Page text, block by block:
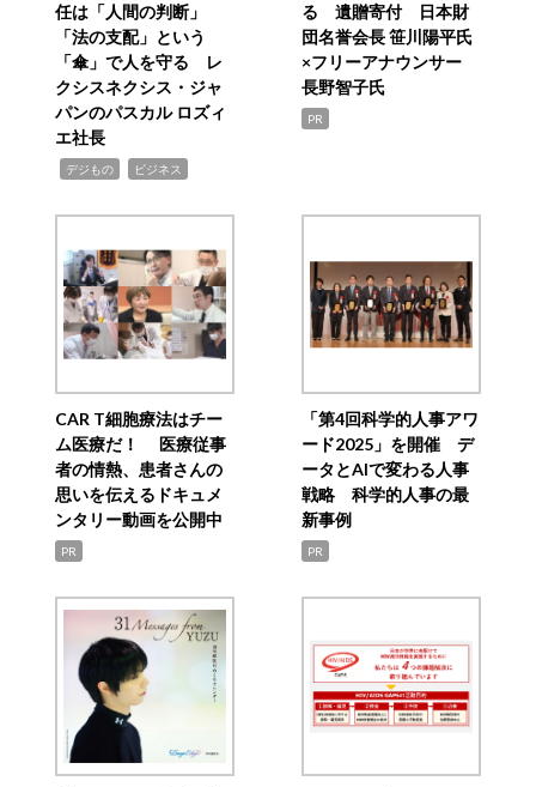
任は「人間の判断」
「法の支配」という
「傘」で人を守る レ
クシスネクシス・ジャ
パンのパスカル ロズィ
エ社長
デジもの ビジネス
る 遺贈寄付 日本財
団名誉会長 笹川陽平氏
×フリーアナウンサー
長野智子氏
PR
CAR T細胞療法はチー
ム医療だ！ 医療従事
者の情熱、患者さんの
思いを伝えるドキュメ
ンタリー動画を公開中
PR
「第4回科学的人事アワ
ード2025」を開催 デ
ータとAIで変わる人事
戦略 科学的人事の最
新事例
PR